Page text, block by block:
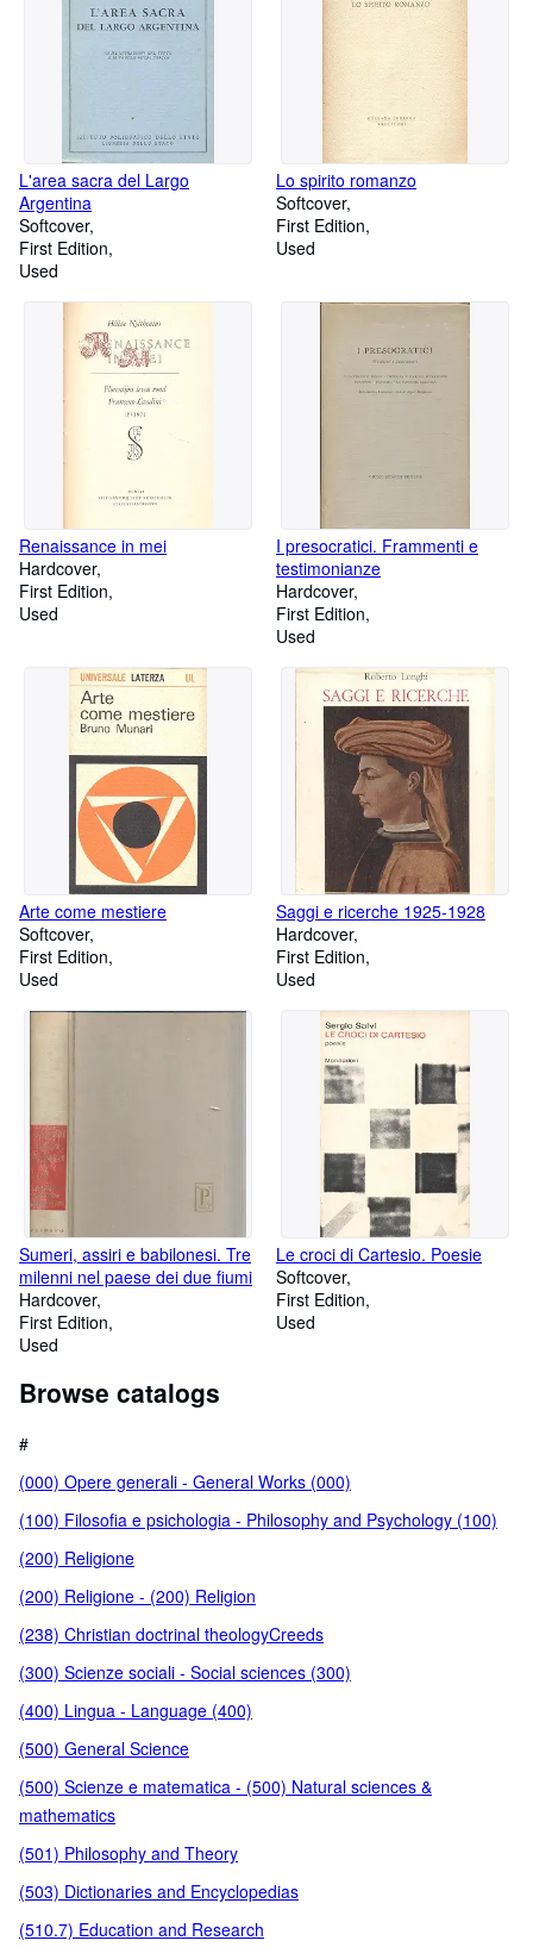
L'area sacra del Largo
Argentina
Softcover
First Edition
Used
Lo spirito romanzo
Softcover
First Edition
Used
Renaissance in mei
Hardcover
First Edition
Used
I presocratici. Frammenti e
testimonianze
Hardcover
First Edition
Used
Arte come mestiere
Softcover
First Edition
Used
Saggi e ricerche 1925-1928
Hardcover
First Edition
Used
Sumeri, assiri e babilonesi. Tre
milenni nel paese dei due fiumi
Hardcover
First Edition
Used
Le croci di Cartesio. Poesie
Softcover
First Edition
Used
Browse catalogs
#
(000) Opere generali - General Works (000)
(100) Filosofia e psichologia - Philosophy and Psychology (100)
(200) Religione
(200) Religione - (200) Religion
(238) Christian doctrinal theologyCreeds
(300) Scienze sociali - Social sciences (300)
(400) Lingua - Language (400)
(500) General Science
(500) Scienze e matematica - (500) Natural sciences &
mathematics
(501) Philosophy and Theory
(503) Dictionaries and Encyclopedias
(510.7) Education and Research